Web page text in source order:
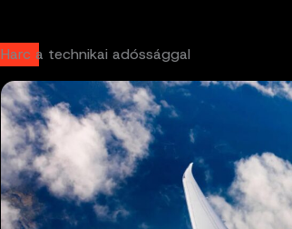
Harc a technikai adóssággal